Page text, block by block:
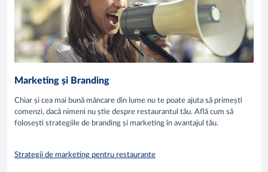
Marketing și Branding
Chiar și cea mai bună mâncare din lume nu te poate ajuta să primești
comenzi, dacă nimeni nu știe despre restaurantul tău. Află cum să
folosești strategiile de branding și marketing în avantajul tău.
Strategii de marketing pentru restaurante